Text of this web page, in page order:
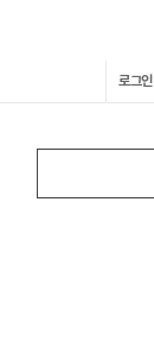
로그인